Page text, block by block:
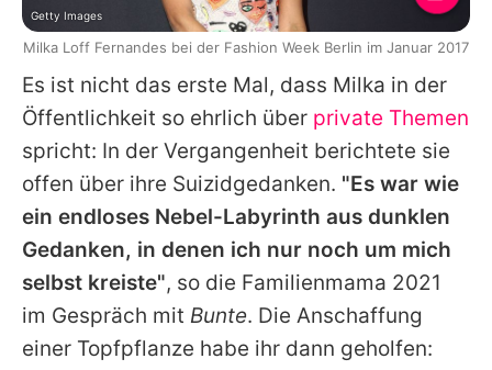
Es ist nicht das erste Mal, dass Milka in der
Öffentlichkeit so ehrlich über private Themen
spricht: In der Vergangenheit berichtete sie
offen über ihre Suizidgedanken. "Es war wie
ein endloses Nebel-Labyrinth aus dunklen
Gedanken, in denen ich nur noch um mich
selbst kreiste", so die Familienmama 2021
im Gespräch mit Bunte. Die Anschaffung
einer Topfpflanze habe ihr dann geholfen:
Getty Images
Milka Loff Fernandes bei der Fashion Week Berlin im Januar 2017